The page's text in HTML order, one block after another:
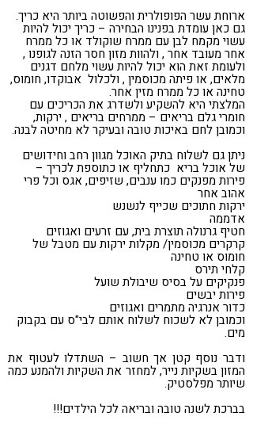
ארוחת עשר הפופולרית והפשוטה ביותר היא כריך.
גם כאן עומדת בפנינו הבחירה – כריך יכול להיות
עשוי מקמח לבן עם ממרח שוקולד או כל ממרח
אחר מעובד אחר , ולהוות מזון חסר הזנה לגופנו ,
ולעומת זאת הוא יכול להיות עשוי מלחם דגנים
מלאים, או פיתה מכוסמין , ולכלול אבוקדו, חומוס,
טחינה או כל ממרח מזין אחר.
המלצתי היא להשקיע ולשדרג את הכריכים עם
חומרי גלם בריאים – ממרחים בריאים , ירקות,
וכמובן לחם באיכות טובה ובעיקר לא מחיטה לבנה.
ניתן גם לשלוח בתיק האוכל מגוון רחב וחידושים
של אוכל בריא כתחליף או כתוספת לכריך –
פירות מפנקים כמו ענבים, שזיפים, אגס וכל פרי
אהוב אחר
ירקות חתוכים שכייף לנשנש
אדממה
חטיף גרנולה תוצרת בית, עם זרעים ואגוזים
קרקרים מכוסמין/ מקלות ירקות עם מטבל של
חומוס או טחינה
קלחי תירס
פנקיקים על בסיס שיבולת שועל
פירות יבשים
כדור אנרגיה מתמרים ואגוזים
וכמובן לא לשכוח לשלוח אותם לבי"ס עם בקבוק
מים.
ודבר נוסף קטן אך חשוב – השתדלו לעטוף את
המזון בשקיות נייר, למחזר את השקיות ולהמנע כמה
שיותר מפלסטיק.
בברכת לשנה טובה ובריאה לכל הילדים!!!